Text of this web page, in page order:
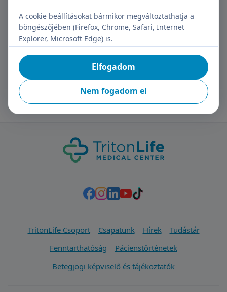
Megismertem az adatkezelési tájékoztatót.
Hozzájárulok, hogy Adatkezelő regisztráció céljából
kezelje a személyes adataimat.
TritonLife Csoport Csapatunk Hírek
Tudástár
Fenntarthatóság
Pácienstörténetek
Betegjogi képviselő és tájékoztatók
A cookie beállításokat bármikor megváltoztathatja a
böngészőjében (Firefox, Chrome, Safari, Internet
Explorer, Microsoft Edge) is.
Nem fogadom el
Elfogadom